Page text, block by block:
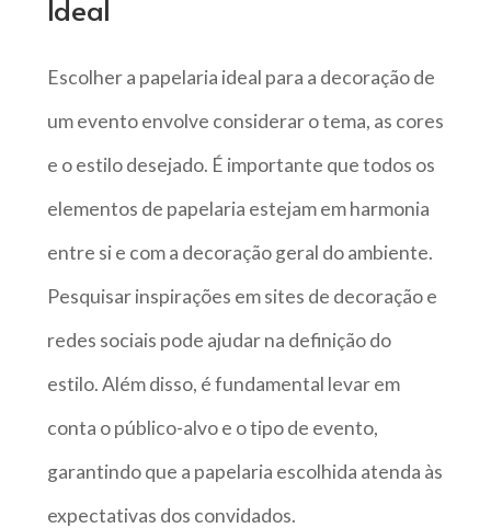
Ideal
Escolher a papelaria ideal para a decoração de
um evento envolve considerar o tema, as cores
e o estilo desejado. É importante que todos os
elementos de papelaria estejam em harmonia
entre si e com a decoração geral do ambiente.
Pesquisar inspirações em sites de decoração e
redes sociais pode ajudar na definição do
estilo. Além disso, é fundamental levar em
conta o público-alvo e o tipo de evento,
garantindo que a papelaria escolhida atenda às
expectativas dos convidados.